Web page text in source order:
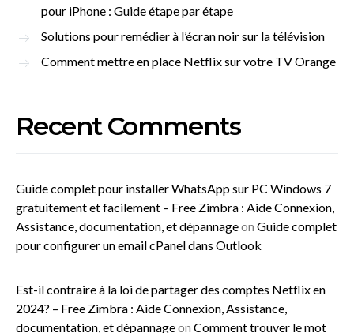
pour iPhone : Guide étape par étape
Solutions pour remédier à l’écran noir sur la télévision
Comment mettre en place Netflix sur votre TV Orange
Recent Comments
Guide complet pour installer WhatsApp sur PC Windows 7
gratuitement et facilement – Free Zimbra : Aide Connexion,
Assistance, documentation, et dépannageon Guide complet
pour configurer un email cPanel dans Outlook
Est-il contraire à la loi de partager des comptes Netflix en
2024? – Free Zimbra : Aide Connexion, Assistance,
documentation, et dépannageon Comment trouver le mot